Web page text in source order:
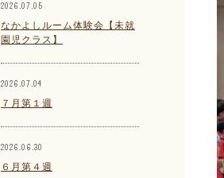
2026.07.05
なかよしルーム体験会【未就
園児クラス】
2026.07.04
７月第１週
2026.06.30
６月第４週